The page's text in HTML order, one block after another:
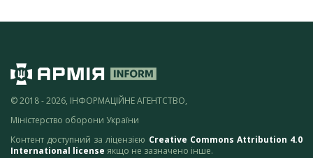
© 2018 - 2026, ІНФОРМАЦІЙНЕ АГЕНТСТВО,
Міністерство оборони України
Контент доступний за ліцензією Creative Commons Attribution 4.0
International license якщо не зазначено інше.